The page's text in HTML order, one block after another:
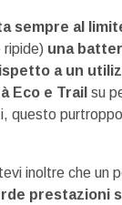
sempre al
ripide) una
a un
Eco e Trail su
questo
inoltre che un
prestazioni